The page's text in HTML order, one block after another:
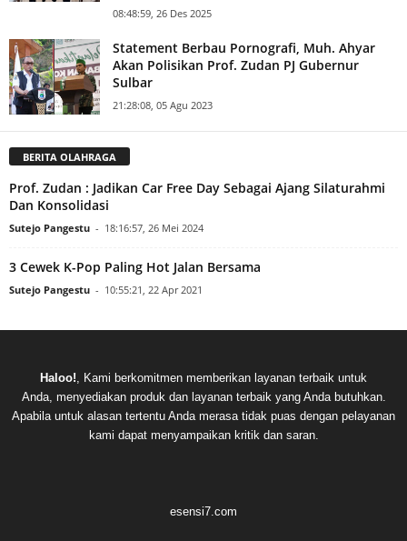
08:48:59, 26 Des 2025
Statement Berbau Pornografi, Muh. Ahyar
Akan Polisikan Prof. Zudan PJ Gubernur
Sulbar
21:28:08, 05 Agu 2023
BERITA OLAHRAGA
Prof. Zudan : Jadikan Car Free Day Sebagai Ajang Silaturahmi
Dan Konsolidasi
Sutejo Pangestu - 18:16:57, 26 Mei 2024
3 Cewek K-Pop Paling Hot Jalan Bersama
Sutejo Pangestu - 10:55:21, 22 Apr 2021
Haloo! , Kami berkomitmen memberikan layanan terbaik untuk
Anda, menyediakan produk dan layanan terbaik yang Anda butuhkan.
Apabila untuk alasan tertentu Anda merasa tidak puas dengan pelayanan
kami dapat menyampaikan kritik dan saran.
esensi7.com